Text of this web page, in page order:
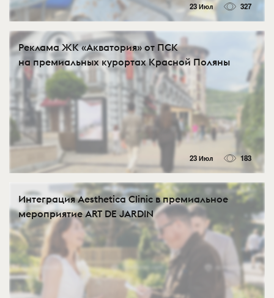
23 Июл 327
Реклама ЖК «Акватория» от ПСК
на премиальных курортах Красной Поляны
23 Июл 183
Интеграция Aesthetica Clinic в премиальное
мероприятие ART DE JARDIN